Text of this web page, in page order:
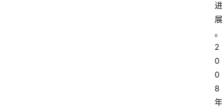
进
展
。
2
0
0
8
年